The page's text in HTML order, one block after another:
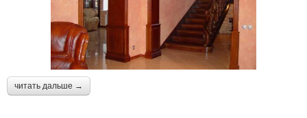
читать дальше →